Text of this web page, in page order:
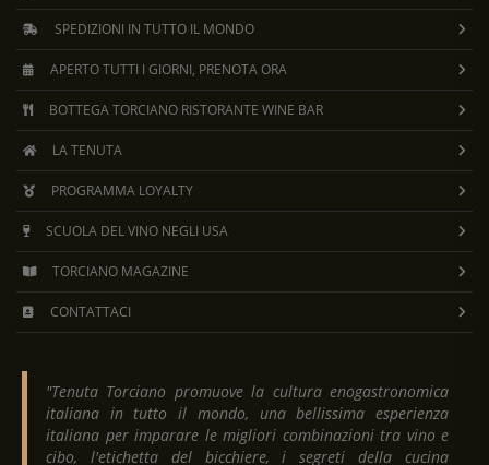
SPEDIZIONI IN TUTTO IL MONDO
APERTO TUTTI I GIORNI, PRENOTA ORA
BOTTEGA TORCIANO RISTORANTE WINE BAR
LA TENUTA
PROGRAMMA LOYALTY
SCUOLA DEL VINO NEGLI USA
TORCIANO MAGAZINE
CONTATTACI
"Tenuta Torciano promuove la cultura enogastronomica
italiana in tutto il mondo, una bellissima esperienza
italiana per imparare le migliori combinazioni tra vino e
cibo, l'etichetta del bicchiere, i segreti della cucina